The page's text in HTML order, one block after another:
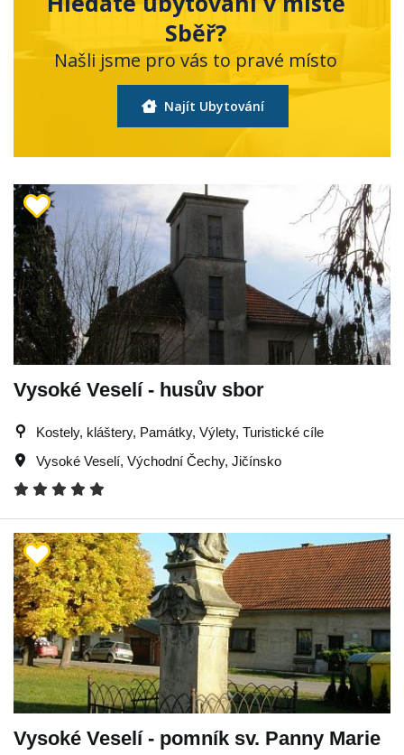
Sběř?
Našli jsme pro vás to pravé místo
Najít Ubytování
Vysoké Veselí - husův sbor
Kostely, kláštery, Památky, Výlety, Turistické cíle
Vysoké Veselí, Východní Čechy, Jičínsko
Vysoké Veselí - pomník sv. Panny Marie